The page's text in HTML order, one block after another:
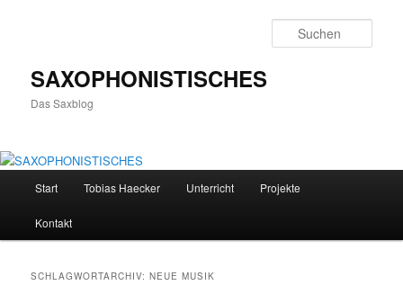
SAXOPHONISTISCHES
Das Saxblog
Start Tobias Haecker Unterricht Projekte
Kontakt
SCHLAGWORTARCHIV:NEUE MUSIK